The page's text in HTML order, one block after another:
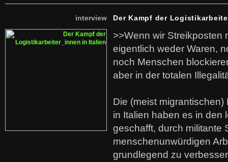
interview Der Kampf der
>>Wenn wir Streikposten
eigentlich weder Waren,
noch Menschen
aber in der totalen
Die (meist
in Italien haben es in den
geschafft, durch militante
menschenunwürdigen
grundlegend zu